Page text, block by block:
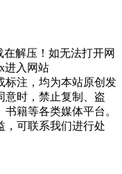
解压！如无法打开网
进入网站
标注，均为本站原创发
意时，禁止复制、盗
籍等各类媒体平台。
，可联系我们进行处